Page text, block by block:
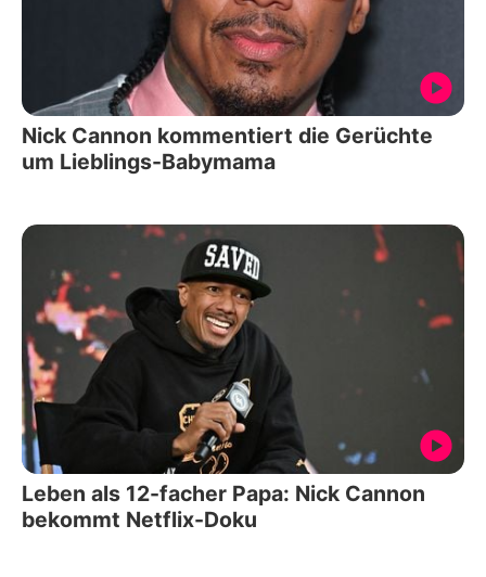
Nick Cannon kommentiert die Gerüchte
um Lieblings-Babymama
Leben als 12-facher Papa: Nick Cannon
bekommt Netflix-Doku